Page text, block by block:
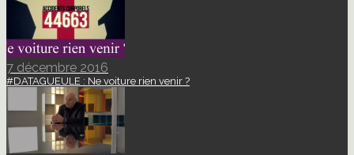
7 décembre 2016
#DATAGUEULE : Ne voiture rien venir ?